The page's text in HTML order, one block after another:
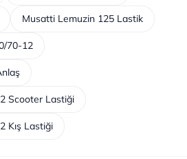
Musatti Lemuzin 125 Lastik
70-12
Scooter Lastiği
Kış Lastiği